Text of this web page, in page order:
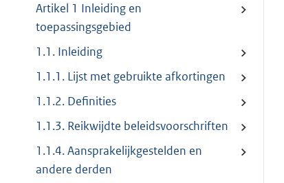
Artikel 1 Inleiding en
toepassingsgebied
1.1. Inleiding
1.1.1. Lijst met gebruikte afkortingen
1.1.2. Definities
1.1.3. Reikwijdte beleidsvoorschriften
1.1.4. Aansprakelijkgestelden en
andere derden